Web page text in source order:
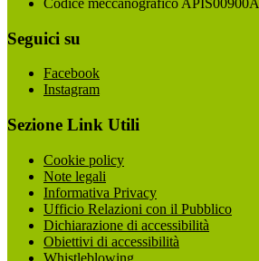
Seguici su
Facebook
Instagram
Sezione Link Utili
Cookie policy
Note legali
Informativa Privacy
Ufficio Relazioni con il Pubblico
Dichiarazione di accessibilità
Obiettivi di accessibilità
Whistleblowing